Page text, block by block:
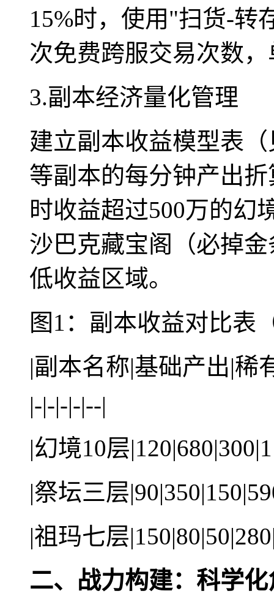
15%时，使用"扫货-转
次免费跨服交易次数
3.副本经济量化管理
建立副本收益模型表
等副本的每分钟产出
时收益超过500万的幻
沙巴克藏宝阁（必掉
低收益区域。
图1：副本收益对比表
|副本名称|基础产出|稀
|-|-|-|-|--|
|幻境10层
|祭坛三层
|祖玛七层
二、战力构建：科学